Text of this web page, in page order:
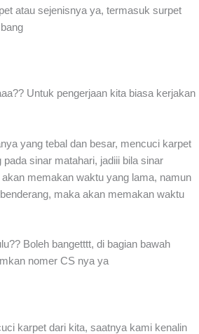
atau sejenisnya ya, termasuk surpet
Untuk pengerjaan kita biasa kerjakan
yang tebal dan besar, mencuci karpet
sinar matahari, jadiii bila sinar
memakan waktu yang lama, namun
maka akan memakan waktu
Boleh bangetttt, di bagian bawah
nomer CS nya ya
karpet dari kita, saatnya kami kenalin